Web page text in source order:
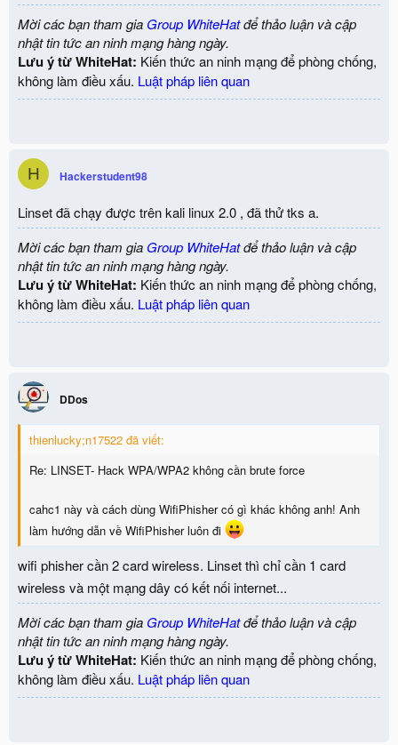
Mời các bạn tham gia Group WhiteHatđể thảo luận và cập
nhật tin tức an ninh mạng hàng ngày.
Lưu ý từ WhiteHat: Kiến thức an ninh mạng để phòng chống,
không làm điều xấu. Luật pháp liên quan
H Hackerstudent98
Linset đã chạy được trên kali linux 2.0 , đã thử tks a.
Mời các bạn tham gia Group WhiteHatđể thảo luận và cập
nhật tin tức an ninh mạng hàng ngày.
Lưu ý từ WhiteHat: Kiến thức an ninh mạng để phòng chống,
không làm điều xấu. Luật pháp liên quan
DDos
thienlucky;n17522 đã viết:
Re: LINSET- Hack WPA/WPA2 không cần brute force
cahc1 này và cách dùng WifiPhisher có gì khác không anh! Anh
làm hướng dẫn về WifiPhisher luôn đi
wifi phisher cần 2 card wireless. Linset thì chỉ cần 1 card
wireless và một mạng dây có kết nối internet...
Mời các bạn tham gia Group WhiteHatđể thảo luận và cập
nhật tin tức an ninh mạng hàng ngày.
Lưu ý từ WhiteHat: Kiến thức an ninh mạng để phòng chống,
không làm điều xấu. Luật pháp liên quan